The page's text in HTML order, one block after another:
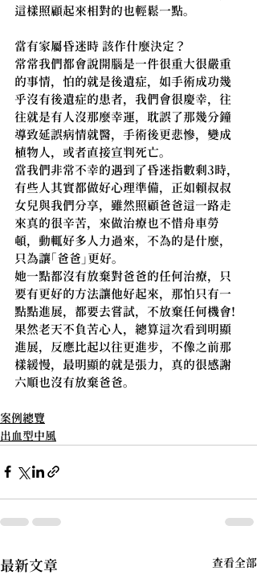
這樣照顧起來相對的也輕鬆一點。
當有家屬昏迷時 該作什麼決定？
常常我們都會說開腦是一件很重大很嚴重
的事情，怕的就是後遺症，如手術成功幾
乎沒有後遺症的患者，我們會很慶幸，往
往就是有人沒那麼幸運，耽誤了那幾分鐘
導致延誤病情就醫，手術後更悲慘，變成
植物人，或者直接宣判死亡。
當我們非常不幸的遇到了昏迷指數剩3時，
有些人其實都做好心理準備，正如賴叔叔
女兒與我們分享，雖然照顧爸爸這一路走
來真的很辛苦，來做治療也不惜舟車勞
頓，動輒好多人力過來，不為的是什麼，
只為讓「爸爸」更好。
她一點都沒有放棄對爸爸的任何治療，只
要有更好的方法讓他好起來，那怕只有一
點點進展，都要去嘗試，不放棄任何機會!
果然老天不負苦心人，總算這次看到明顯
進展，反應比起以往更進步，不像之前那
樣緩慢，最明顯的就是張力，真的很感謝
六順也沒有放棄爸爸。
案例總覽
出血型中風
最新文章 查看全部